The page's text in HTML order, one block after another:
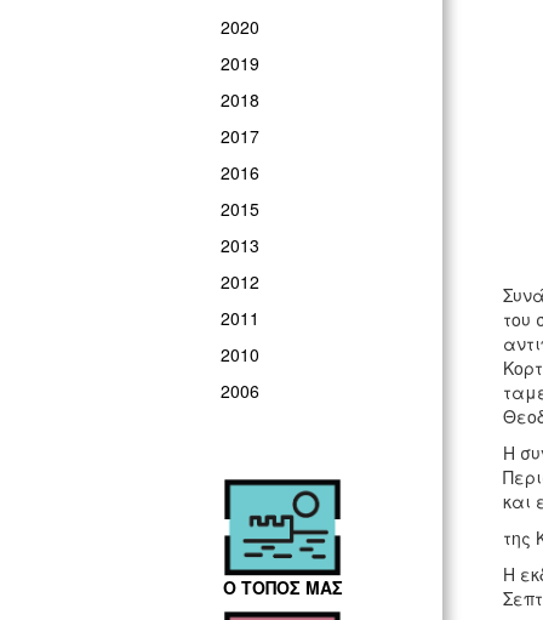
2020
2019
2018
2017
2016
2015
2013
2012
2011
2010
2006
Ο ΤΟΠΟΣ ΜΑΣ
του
Η
και
της
Η